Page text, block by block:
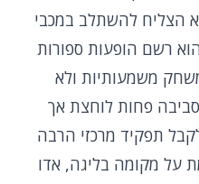
הצליח להשתלב במכבי
רשם הופעות ספורות
משמעותיות ולא
פחות לוחצת אך
תפקיד מרכזי הרבה
על מקומה בליגה, אדו